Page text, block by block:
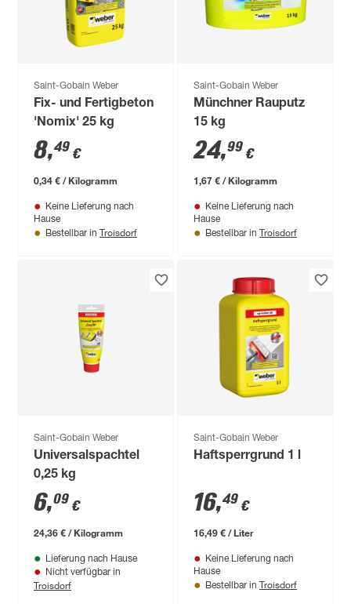
Saint-Gobain Weber
Fix- und Fertigbeton
'Nomix' 25 kg
8,49 €
0,34 € / Kilogramm
Keine Lieferung nach
Hause
Bestellbar in Troisdorf
Saint-Gobain Weber
Münchner Rauputz
15 kg
24,99 €
1,67 € / Kilogramm
Keine Lieferung nach
Hause
Bestellbar in Troisdorf
Saint-Gobain Weber
Universalspachtel
0,25 kg
6,09 €
24,36 € / Kilogramm
Lieferung nach Hause
Nicht verfügbar in
Troisdorf
Saint-Gobain Weber
Haftsperrgrund 1 l
16,49 €
16,49 € / Liter
Keine Lieferung nach
Hause
Bestellbar in Troisdorf